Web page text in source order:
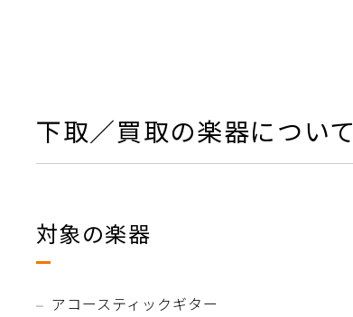
下取／買取の楽器について
対象の楽器
アコースティックギター